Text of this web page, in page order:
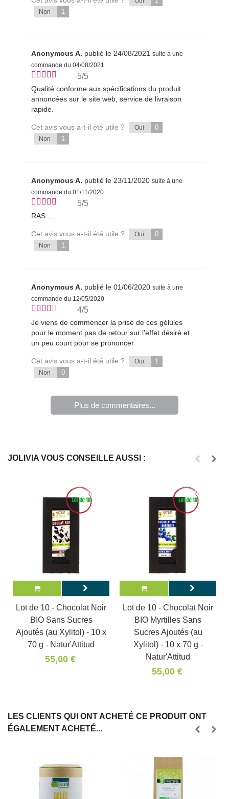
Non 1
Anonymous A. publié le 24/08/2021 suite à une
commande du 04/08/2021
5/5
Qualité conforme aux spécifications du produit
annoncées sur le site web, service de livraison
rapide.
Cet avis vous a-t-il été utile ? Oui 0
Non 1
Anonymous A. publié le 23/11/2020 suite à une
commande du 01/11/2020
5/5
RAS....
Cet avis vous a-t-il été utile ? Oui 0
Non 1
Anonymous A. publié le 01/06/2020 suite à une
commande du 12/05/2020
4/5
Je viens de commencer la prise de ces gélules
pour le moment pas de retour sur l'effet désiré et
un peu court pour se prononcer
Cet avis vous a-t-il été utile ? Oui 1
Non 0
Plus de commentaires...
JOLIVIA VOUS CONSEILLE AUSSI :
Lot de 10 - Chocolat Noir
BIO Sans Sucres
Ajoutés (au Xylitol) - 10 x
70 g - Natur'Attitud
55,00 €
Lot de 10 - Chocolat Noir
BIO Myrtilles Sans
Sucres Ajoutés (au
Xylitol) - 10 x 70 g -
Natur'Attitud
55,00 €
LES CLIENTS QUI ONT ACHETÉ CE PRODUIT ONT
ÉGALEMENT ACHETÉ...